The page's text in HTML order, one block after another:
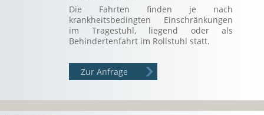
Die Fahrten finden je nach
krankheitsbedingten Einschränkungen
im Tragestuhl, liegend oder als
Behindertenfahrt im Rollstuhl statt.
Zur Anfrage